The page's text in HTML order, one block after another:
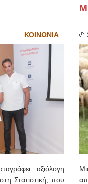
ΚΟΙΝΩΝΙΑ
αξιόλογη
Στατιστική, που